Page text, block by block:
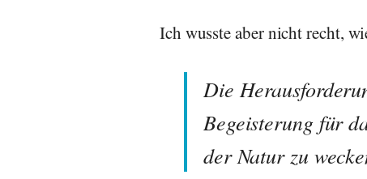
Ich wusste aber nicht recht,
Die
Begeisterung für
der Natur zu